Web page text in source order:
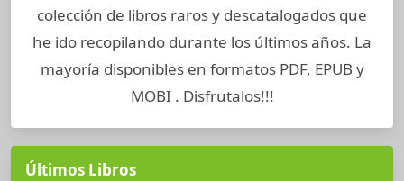
colección de libros raros y descatalogados que
he ido recopilando durante los últimos años. La
mayoría disponibles en formatos PDF, EPUB y
MOBI . Disfrutalos!!!
Últimos Libros